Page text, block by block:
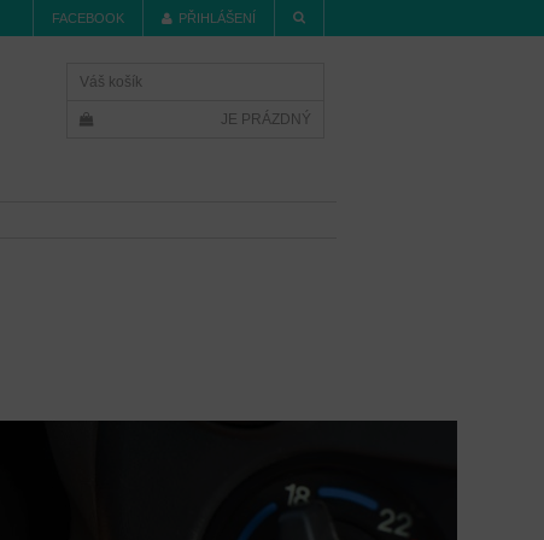
FACEBOOK PŘIHLÁŠENÍ
Váš košík
JE PRÁZDNÝ